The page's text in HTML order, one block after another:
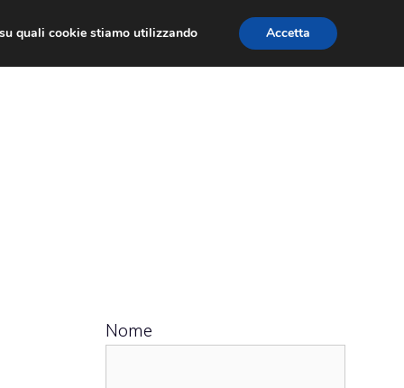
Nome
quali cookie stiamo utilizzando
Accetta